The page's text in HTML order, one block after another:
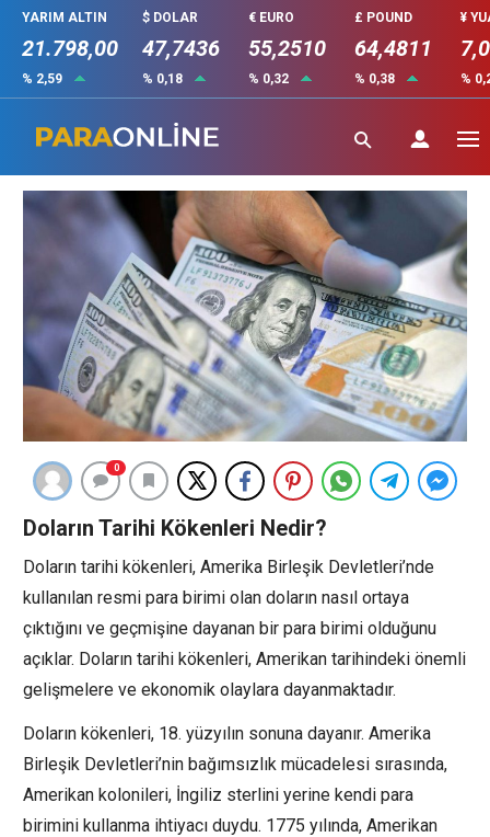
YARIM ALTIN
21.798,00
% 2,59
$ DOLAR
47,7436
% 0,18
€ EURO
55,2510
% 0,32
£ POUND
64,4811
% 0,38
¥
%
Dolar ilk ne zaman kullanıldı
0
Doların Tarihi Kökenleri Nedir?
Doların tarihi kökenleri, Amerika Birleşik Devletleri’nde
kullanılan resmi para birimi olan doların nasıl ortaya
çıktığını ve geçmişine dayanan bir para birimi olduğunu
açıklar. Doların tarihi kökenleri, Amerikan tarihindeki önemli
gelişmelere ve ekonomik olaylara dayanmaktadır.
Doların kökenleri, 18. yüzyılın sonuna dayanır. Amerika
Birleşik Devletleri’nin bağımsızlık mücadelesi sırasında,
Amerikan kolonileri, İngiliz sterlini yerine kendi para
birimini kullanma ihtiyacı duydu. 1775 yılında, Amerikan